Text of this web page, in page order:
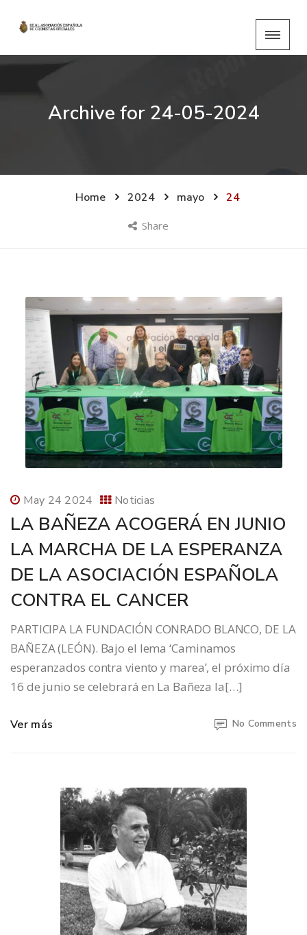
Archive for 24-05-2024
Home 2024 mayo 24
Share
May 24 2024 Noticias
LA BAÑEZA ACOGERÁ EN JUNIO
LA MARCHA DE LA ESPERANZA
DE LA ASOCIACIÓN ESPAÑOLA
CONTRA EL CANCER
PARTICIPA LA FUNDACIÓN CONRADO BLANCO, DE LA
BAÑEZA (LEÓN). Bajo el lema ‘Caminamos
esperanzados contra viento y marea’, el próximo día
16 de junio se celebrará en La Bañeza la[…]
Ver más No Comments